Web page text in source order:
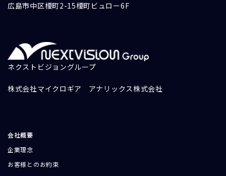
広島市中区榎町2-15榎町ビュロー6F
ネクストビジョングループ
株式会社マイクロギア アナリックス株式会社
会社概要
企業理念
お客様とのお約束